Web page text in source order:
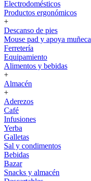
Electrodomésticos
Productos ergonómicos
+
Descanso de pies
Mouse pad y apoya muñeca
Ferretería
Equipamiento
Alimentos y bebidas
+
Almacén
+
Aderezos
Café
Infusiones
Yerba
Galletas
Sal y condimentos
Bebidas
Bazar
Snacks y almacén